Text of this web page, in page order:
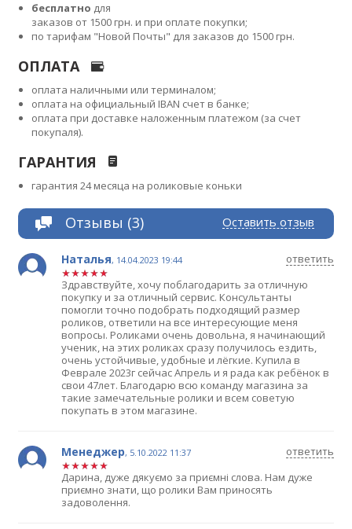
бесплатно для
заказов от 1500 грн. и при оплате покупки;
по тарифам "Новой Почты" для заказов до 1500 грн.
ОПЛАТА
оплата наличными или терминалом;
оплата на официальный IBAN счет в банке;
оплата при доставке наложенным платежом (за счет
покупаля).
ГАРАНТИЯ
гарантия 24 месяца на роликовые коньки
Оставить отзыв
Отзывы (3)
Наталья, 14.04.2023 19:44
ответить
Здравствуйте, хочу поблагодарить за отличную
покупку и за отличный сервис. Консультанты
помогли точно подобрать подходящий размер
роликов, ответили на все интересующие меня
вопросы. Роликами очень довольна, я начинающий
ученик, на этих роликах сразу получилось ездить,
очень устойчивые, удобные и лёгкие. Купила в
Феврале 2023г сейчас Апрель и я рада как ребёнок в
свои 47лет. Благодарю всю команду магазина за
такие замечательные ролики и всем советую
покупать в этом магазине.
Менеджер, 5.10.2022 11:37
ответить
Дарина, дуже дякуємо за приємні слова. Нам дуже
приємно знати, що ролики Вам приносять
задоволення.